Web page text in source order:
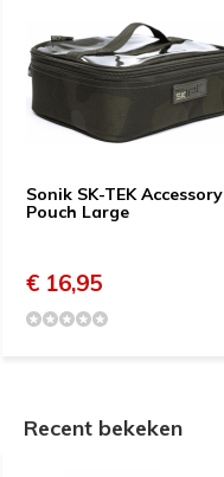
Sonik SK-TEK Accessory
Pouch Large
€ 16,95
Recent bekeken